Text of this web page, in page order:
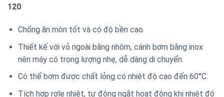
120
Chống ăn mòn tốt và có độ bền cao.
Thiết kế với vỏ ngoài bằng nhôm, cánh bơm bằng inox
nên máy có trọng lượng nhẹ, dễ dàng di chuyển.
Có thể bơm được chất lỏng có nhiệt độ cao đến 60°C.
Tích hợp rơle nhiệt, tự động ngắt hoạt động khi nhiệt độ